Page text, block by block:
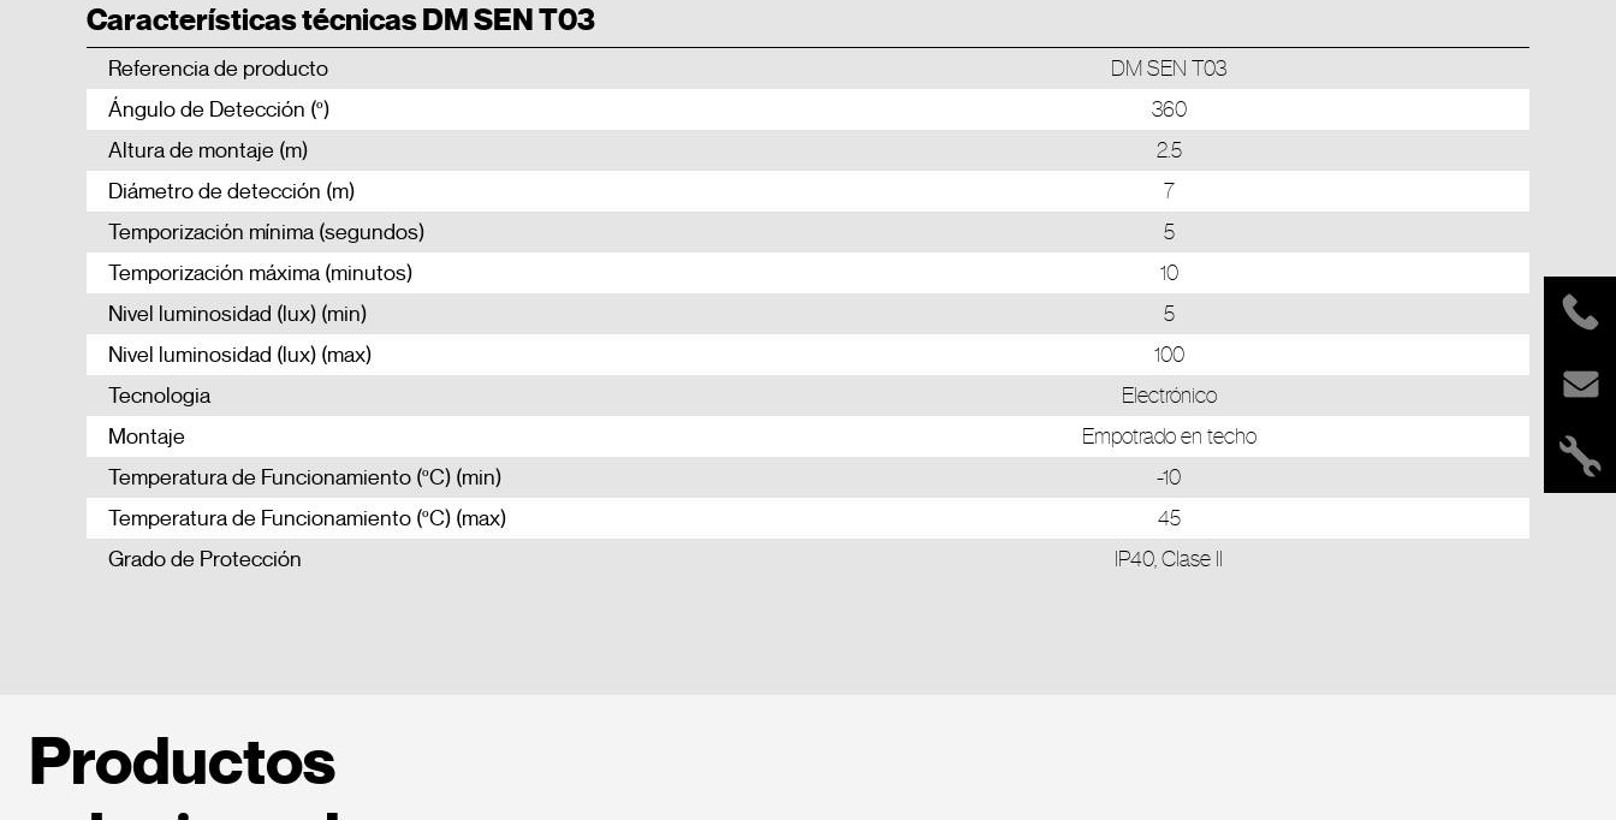
Características técnicas DM SEN T03
Referencia de producto
DM SEN T03
Ángulo de Detección (º)
360
Altura de montaje (m)
2.5
Diámetro de detección (m)
7
Temporización mínima (segundos)
5
Temporización máxima (minutos)
10
Nivel luminosidad (lux) (min)
5
Nivel luminosidad (lux) (max)
100
Tecnologia
Electrónico
Montaje
Empotrado en techo
Temperatura de Funcionamiento (ºC) (min)
-10
Temperatura de Funcionamiento (ºC) (max)
45
Grado de Protección
IP40, Clase II
Productos